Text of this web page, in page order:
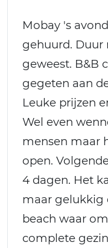
Mobay 's
gehuurd. Duur
geweest. B&B
gegeten aan
Leuke prijzen
Wel even
mensen maar
open.
4 dagen. Het
maar gelukkig
beach waar
complete